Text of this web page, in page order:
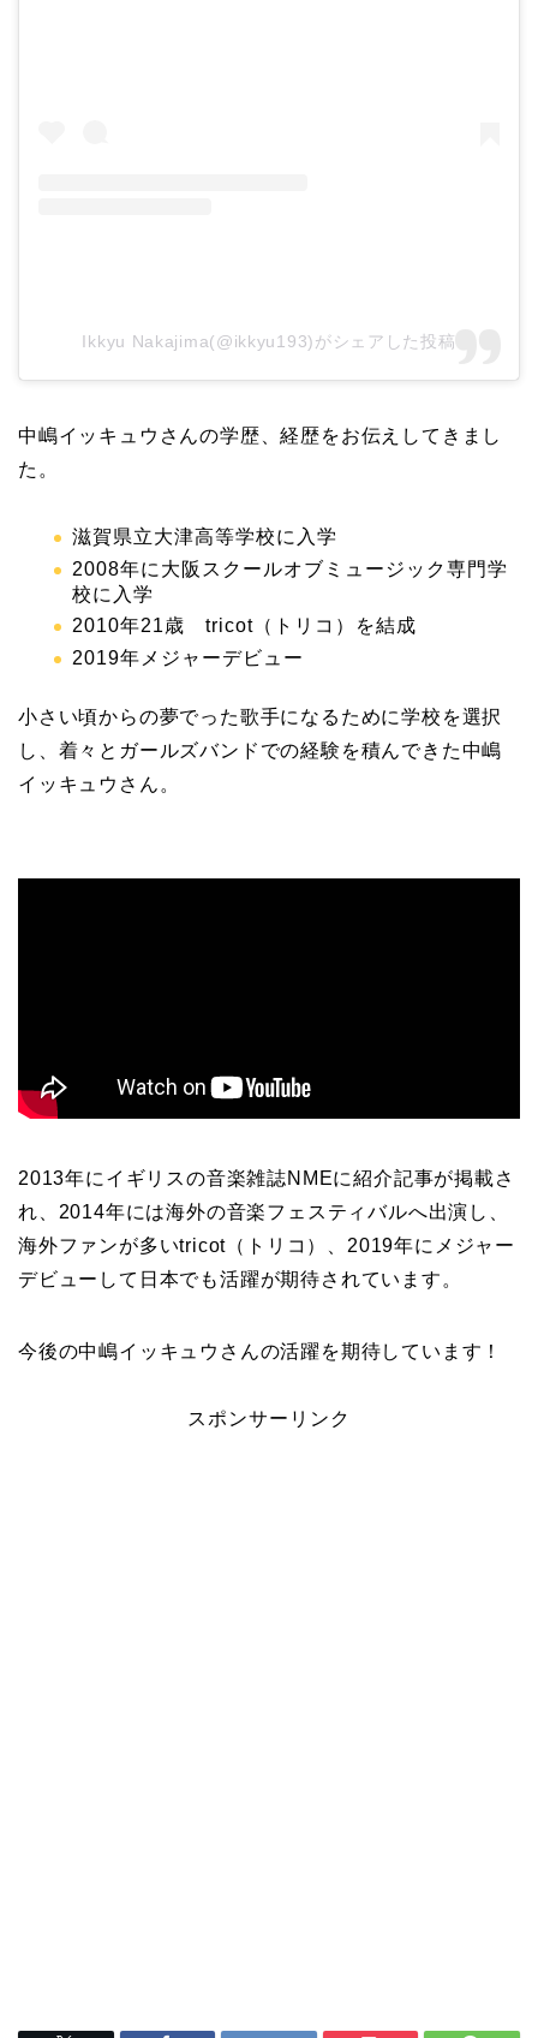
Ikkyu Nakajima(@ikkyu193)がシェアした投稿
中嶋イッキュウさんの学歴、経歴をお伝えしてきまし
た。
滋賀県立大津高等学校に入学
2008年に大阪スクールオブミュージック専門学
校に入学
2010年21歳 tricot（トリコ）を結成
2019年メジャーデビュー
小さい頃からの夢でった歌手になるために学校を選択
し、着々とガールズバンドでの経験を積んできた中嶋
イッキュウさん。
2013年にイギリスの音楽雑誌NMEに紹介記事が掲載さ
れ、2014年には海外の音楽フェスティバルへ出演し、
海外ファンが多いtricot（トリコ）、2019年にメジャー
デビューして日本でも活躍が期待されています。
今後の中嶋イッキュウさんの活躍を期待しています！
スポンサーリンク